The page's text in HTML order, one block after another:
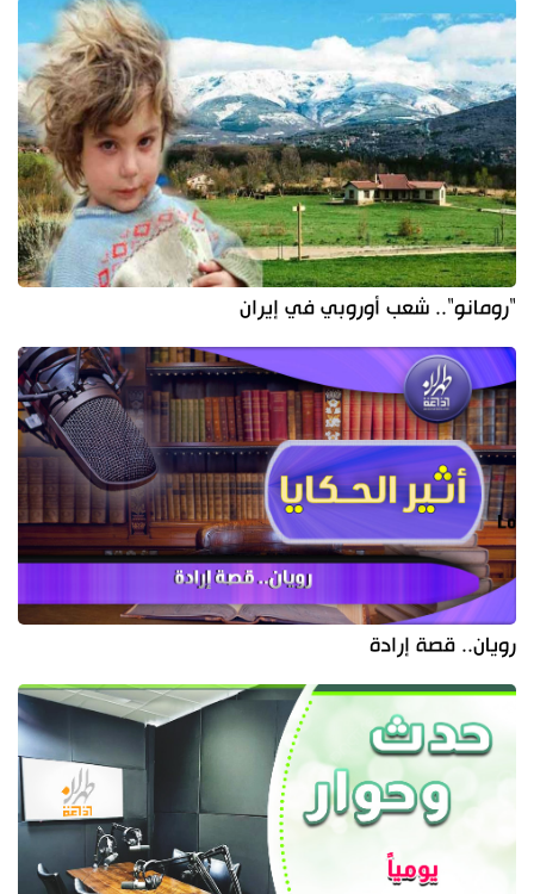
"رومانو".. شعب أوروبي في إيران
رويان.. قصة إرادة